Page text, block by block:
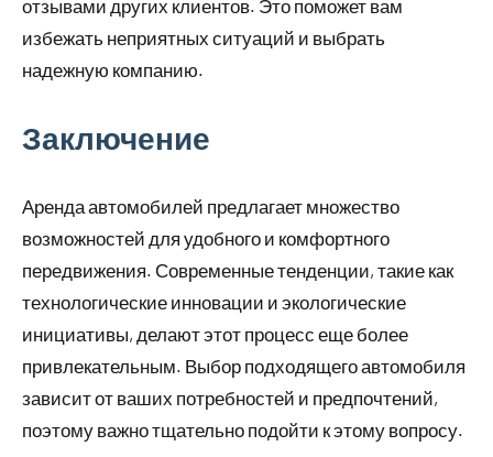
отзывами других клиентов. Это поможет вам
избежать неприятных ситуаций и выбрать
надежную компанию.
Заключение
Аренда автомобилей предлагает множество
возможностей для удобного и комфортного
передвижения. Современные тенденции, такие как
технологические инновации и экологические
инициативы, делают этот процесс еще более
привлекательным. Выбор подходящего автомобиля
зависит от ваших потребностей и предпочтений,
поэтому важно тщательно подойти к этому вопросу.